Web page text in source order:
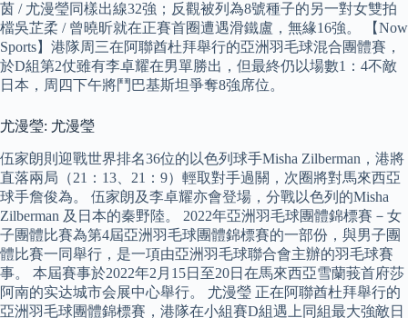
茵 / 尤漫瑩同樣出線32強；反觀被列為8號種子的另一對女雙拍
檔吳芷柔 / 曾曉昕就在正賽首圈遭遇滑鐵盧，無緣16強。 【Now
Sports】港隊周三在阿聯酋杜拜舉行的亞洲羽毛球混合團體賽，
於D組第2仗雖有李卓耀在男單勝出，但最終仍以場數1：4不敵
日本，周四下午將鬥巴基斯坦爭奪8強席位。
尤漫瑩: 尤漫瑩
伍家朗則迎戰世界排名36位的以色列球手Misha Zilberman，港將
直落兩局（21：13、21：9）輕取對手過關，次圈將對馬來西亞
球手詹俊為。 伍家朗及李卓耀亦會登場，分戰以色列的Misha
Zilberman 及日本的秦野陸。 2022年亞洲羽毛球團體錦標賽－女
子團體比賽為第4屆亞洲羽毛球團體錦標賽的一部份，與男子團
體比賽一同舉行，是一項由亞洲羽毛球聯合會主辦的羽毛球賽
事。 本屆賽事於2022年2月15日至20日在馬來西亞雪蘭莪首府莎
阿南的实达城市会展中心舉行。 尤漫瑩 正在阿聯酋杜拜舉行的
亞洲羽毛球團體錦標賽，港隊在小組賽D組遇上同組最大強敵日